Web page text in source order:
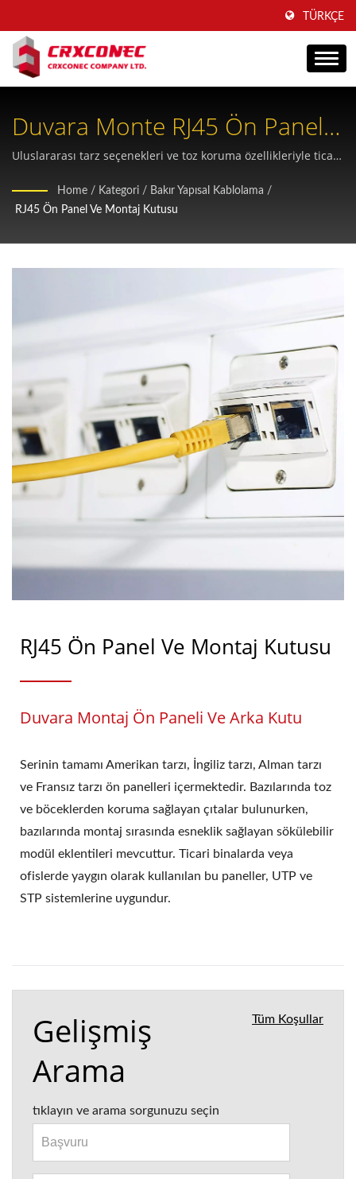
TÜRKÇE
Duvara Monte RJ45 Ön Panel
Ve Modüler Arka Kutu
Çözümleri
Uluslararası tarz seçenekleri ve toz koruma özellikleriyle ticari
ağ paneli sistemleri.
Home / Kategori / Bakır Yapısal Kablolama /
RJ45 Ön Panel Ve Montaj Kutusu
RJ45 Ön Panel Ve Montaj Kutusu
Duvara Montaj Ön Paneli Ve Arka Kutu
Serinin tamamı Amerikan tarzı, İngiliz tarzı, Alman tarzı
ve Fransız tarzı ön panelleri içermektedir. Bazılarında toz
ve böceklerden koruma sağlayan çıtalar bulunurken,
bazılarında montaj sırasında esneklik sağlayan sökülebilir
modül eklentileri mevcuttur. Ticari binalarda veya
ofislerde yaygın olarak kullanılan bu paneller, UTP ve
STP sistemlerine uygundur.
Tüm Koşullar
Gelişmiş
Arama
tıklayın ve arama sorgunuzu seçin